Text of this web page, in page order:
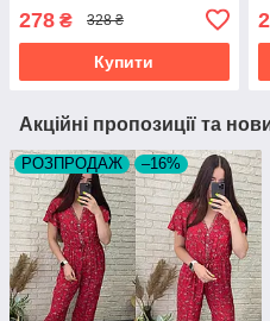
278 ₴ 328 ₴
Купити
Акційні пропозиції та
РОЗПРОДАЖ –16%